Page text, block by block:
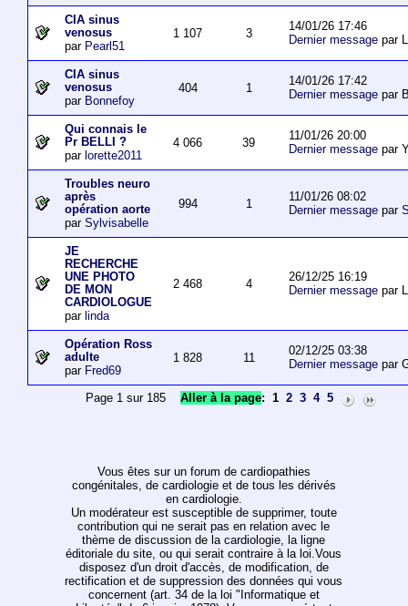
CIA sinus
venosus
par Pearl51
1 107 3
14/01/26 17:46
Dernier messagepar
CIA sinus
venosus
par Bonnefoy
404 1
14/01/26 17:42
Dernier messagepar
Qui connais le
Pr BELLI ?
par lorette2011
4 066 39
11/01/26 20:00
Dernier messagepar
Troubles neuro
après
opération aorte
par Sylvisabelle
994 1
11/01/26 08:02
Dernier messagepar
JE
RECHERCHE
UNE PHOTO
DE MON
CARDIOLOGUE
par linda
2 468 4
26/12/25 16:19
Dernier messagepar
Opération Ross
adulte
par Fred69
1 828 11
02/12/25 03:38
Dernier messagepar
Page 1 sur 185Aller à la page: 1 2 3 4 5
Vous êtes sur un forum de cardiopathies
congénitales, de cardiologie et de tous les dérivés
en cardiologie.
Un modérateur est susceptible de supprimer, toute
contribution qui ne serait pas en relation avec le
thème de discussion de la cardiologie, la ligne
éditoriale du site, ou qui serait contraire à la loi.Vous
disposez d'un droit d'accès, de modification, de
rectification et de suppression des données qui vous
concernent (art. 34 de la loi "Informatique et